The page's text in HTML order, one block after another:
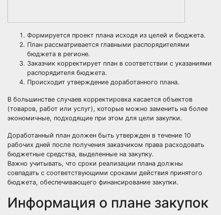
Формируется проект плана исходя из целей и бюджета.
План рассматривается главными распорядителями
бюджета в регионе.
Заказчик корректирует план в соответствии с указаниями
распорядителя бюджета.
Происходит утверждение доработанного плана.
В большинстве случаев корректировка касается объектов
(товаров, работ или услуг), которые можно заменить на более
экономичные, подходящие при этом для цели закупки.
Доработанный план должен быть утвержден в течение 10
рабочих дней после получения заказчиком права расходовать
бюджетные средства, выделенные на закупку.
Важно учитывать, что сроки реализации плана должны
совпадать с соответствующими сроками действия принятого
бюджета, обеспечивающего финансирование закупки.
Информация о плане закупок